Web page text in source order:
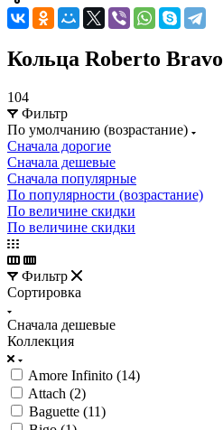
Кольца Roberto Bravo
104
Фильтр
По умолчанию (возрастание)
Сначала дорогие
Сначала дешевые
Сначала популярные
По популярности (возрастание)
По величине скидки
По величине скидки
Фильтр
Сортировка
Сначала дешевые
Коллекция
Amore Infinito (14)
Attach (2)
Baguette (11)